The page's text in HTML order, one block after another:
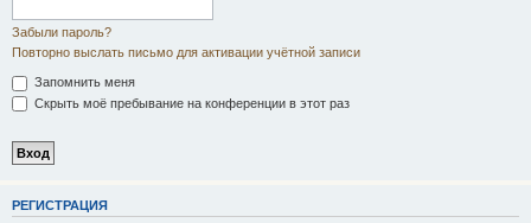
Забыли пароль?
Повторно выслать письмо для активации учётной записи
Запомнить меня
Скрыть моё пребывание на конференции в этот раз
РЕГИСТРАЦИЯ